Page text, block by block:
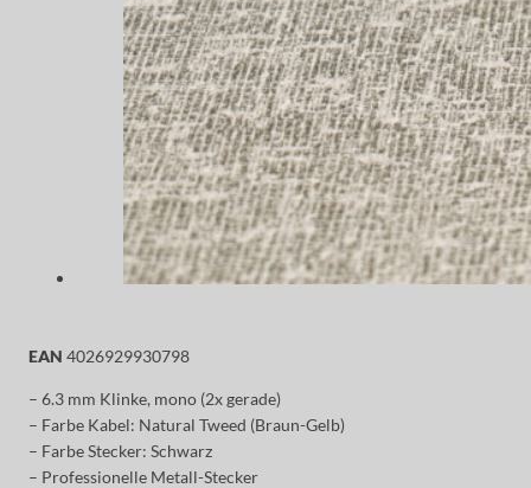
EAN 4026929930798
– 6.3 mm Klinke, mono (2x gerade)
– Farbe Kabel: Natural Tweed (Braun-Gelb)
– Farbe Stecker: Schwarz
– Professionelle Metall-Stecker